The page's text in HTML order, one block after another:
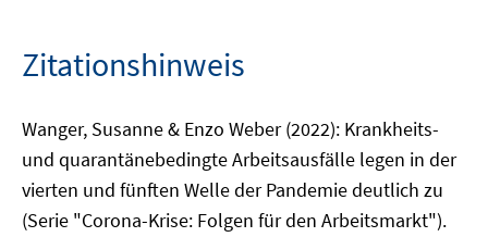
Zitationshinweis
Wanger, Susanne & Enzo Weber (2022): Krankheits-
und quarantänebedingte Arbeitsausfälle legen in der
vierten und fünften Welle der Pandemie deutlich zu
(Serie "Corona-Krise: Folgen für den Arbeitsmarkt").